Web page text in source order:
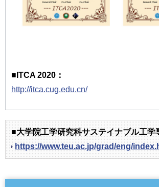
■ITCA 2020：
http://itca.cug.edu.cn/
■大学院工学研究科サステイナブル工学
https://www.teu.ac.jp/grad/eng/